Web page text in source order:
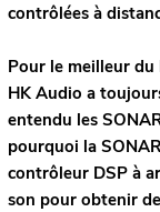
contrôlées à
Pour le meilleur du
HK Audio a
entendu les
pourquoi la
contrôleur DSP à
son pour obtenir